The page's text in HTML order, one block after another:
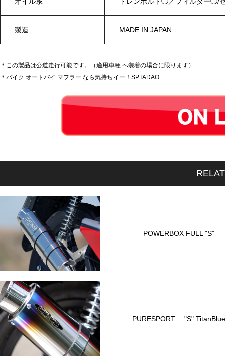
製造 MADE IN JAPAN
＊この製品は公道走行可能です。（適用車種 へ装着の場合に限ります）
＊バイク オートバイ マフラー なら気持ちイー！SPTADAO
POWERBOX FULL "S"
PURESPORT "S" TitanBlue